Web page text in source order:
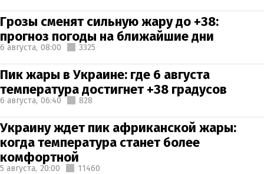
Грозы сменят сильную жару до +38:
прогноз погоды на ближайшие дни
6 августа, 08:00 3325
Пик жары в Украине: где 6 августа
температура достигнет +38 градусов
6 августа, 06:40 828
Украину ждет пик африканской жары:
когда температура станет более
комфортной
5 августа, 20:00 11460